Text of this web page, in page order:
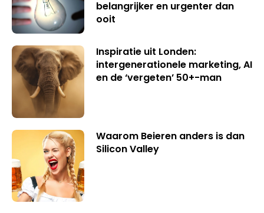
belangrijker en urgenter dan
ooit
Inspiratie uit Londen:
intergenerationele marketing, AI
en de ‘vergeten’ 50+-man
Waarom Beieren anders is dan
Silicon Valley